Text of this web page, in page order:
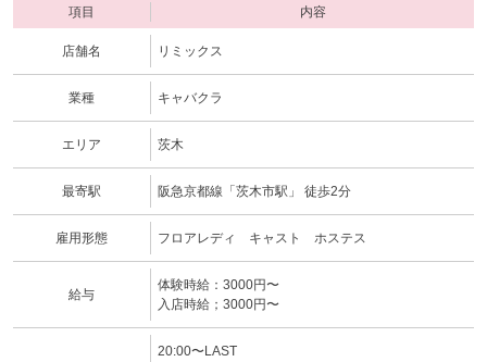
項目 内容
店舗名 リミックス
業種 キャバクラ
エリア 茨木
最寄駅 阪急京都線「茨木市駅」 徒歩2分
雇用形態 フロアレディ キャスト ホステス
給与
体験時給：3000円〜
入店時給；3000円〜
20:00〜LAST